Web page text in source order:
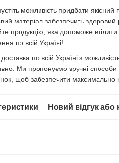
можливість придбати
матеріал забезпечить
продукцію, яка допоможе
по всій Україні!
по всій Україні з
Ми пропонуємо зручні способи
щоб забезпечити максимально
Новий відгук або